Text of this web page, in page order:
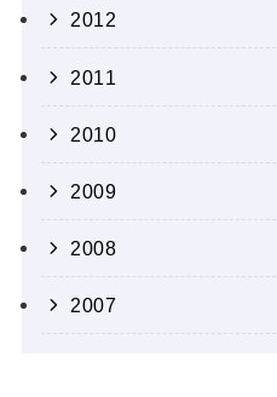
2012
2011
2010
2009
2008
2007